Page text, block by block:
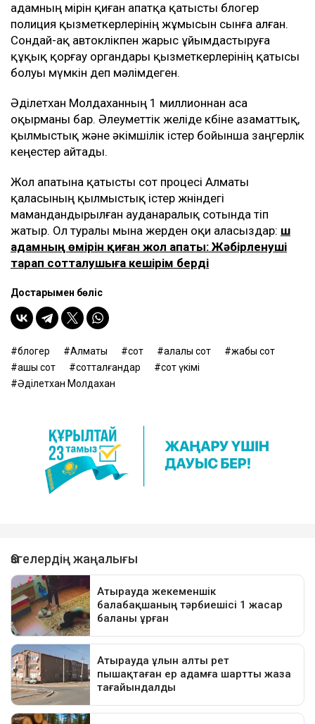
адамның өмірін қиған апатқа қатысты блогер
полиция қызметкерлерінің жұмысын сынға алған.
Сондай-ақ автокөлікпен жарыс ұйымдастыруға
құқық қорғау органдары қызметкерлерінің қатысы
болуы мүмкін деп мәлімдеген.
Әділетхан Молдаханның 1 миллионнан аса
оқырманы бар. Әлеуметтік желіде көбіне азаматтық,
қылмыстық және әкімшілік істер бойынша заңгерлік
кеңестер айтады.
Жол апатына қатысты сот процесі Алматы
қаласының қылмыстық істер жөніндегі
мамандандырылған ауданаралық сотында өтіп
жатыр. Ол туралы мына жерден оқи аласыздар: Үш
адамның өмірін қиған жол апаты: Жәбірленуші
тарап сотталушыға кешірім берді
Достарыңмен бөліс
блогер Алматы сот қалалық сот
жабық сот
ашық сот
сотталғандар
сот үкімі
Әділетхан Молдахан